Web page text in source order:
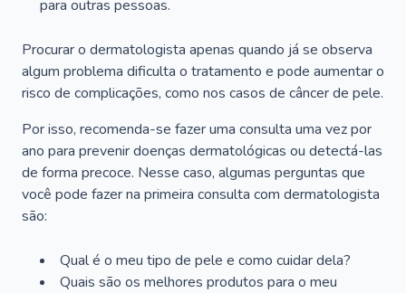
para outras pessoas.
Procurar o dermatologista apenas quando já se observa
algum problema dificulta o tratamento e pode aumentar o
risco de complicações, como nos casos de câncer de pele.
Por isso, recomenda-se fazer uma consulta uma vez por
ano para prevenir doenças dermatológicas ou detectá-las
de forma precoce. Nesse caso, algumas perguntas que
você pode fazer na primeira consulta com dermatologista
são:
Qual é o meu tipo de pele e como cuidar dela?
Quais são os melhores produtos para o meu